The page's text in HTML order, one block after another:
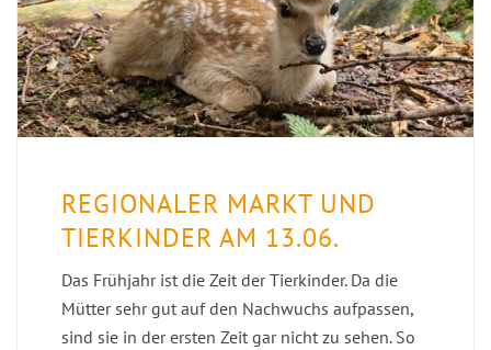
REGIONALER MARKT UND
TIERKINDER AM 13.06.
Das Frühjahr ist die Zeit der Tierkinder. Da die
Mütter sehr gut auf den Nachwuchs aufpassen,
sind sie in der ersten Zeit gar nicht zu sehen. So